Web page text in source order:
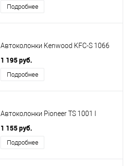
Подробнее
Автоколонки Kenwood KFC-S 1066
1 195 руб.
Подробнее
Автоколонки Pioneer TS 1001 I
1 155 руб.
Подробнее